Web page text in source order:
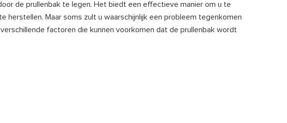
de prullenbak te legen. Het biedt een effectieve manier om u te
herstellen. Maar soms zult u waarschijnlijk een probleem tegenkomen
factoren die kunnen voorkomen dat de prullenbak wordt